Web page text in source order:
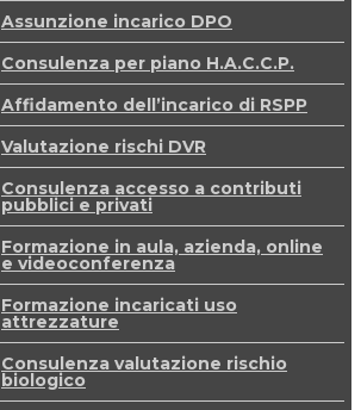
Assunzione incarico DPO
Consulenza per piano H.A.C.C.P.
Affidamento dell’incarico di RSPP
Valutazione rischi DVR
Consulenza accesso a contributi
pubblici e privati
Formazione in aula, azienda, online
e videoconferenza
Formazione incaricati uso
attrezzature
Consulenza valutazione rischio
biologico